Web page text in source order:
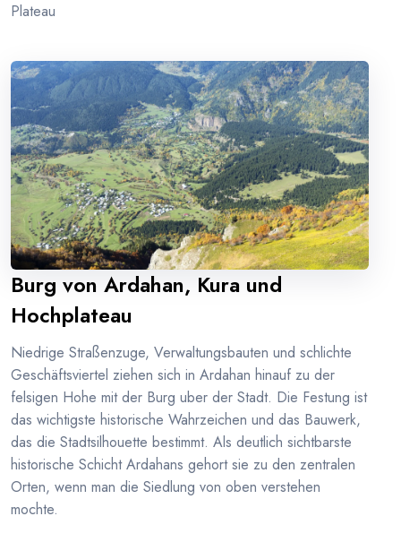
Plateau
Burg von Ardahan, Kura und
Hochplateau
Niedrige Straßenzuge, Verwaltungsbauten und schlichte
Geschäftsviertel ziehen sich in Ardahan hinauf zu der
felsigen Hohe mit der Burg uber der Stadt. Die Festung ist
das wichtigste historische Wahrzeichen und das Bauwerk,
das die Stadtsilhouette bestimmt. Als deutlich sichtbarste
historische Schicht Ardahans gehort sie zu den zentralen
Orten, wenn man die Siedlung von oben verstehen
mochte.